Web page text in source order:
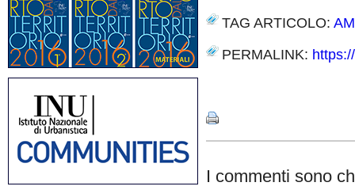
TAG ARTICOLO:
PERMALINK:
I commenti sono